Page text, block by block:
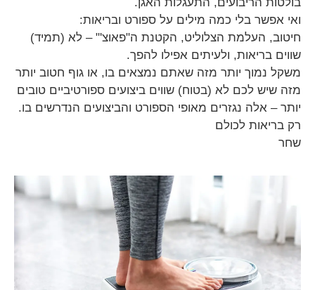
ואי אפשר בלי כמה מילים על ספורט ובריאות:
חיטוב, העלמת הצלוליט, הקטנת ה"פאוצ'" – לא (תמיד)
שווים בריאות, ולעיתים אפילו להפך.
משקל נמוך יותר מזה שאתם נמצאים בו, או גוף חטוב יותר
מזה שיש לכם לא (בטוח) שווים ביצועים ספורטיביים טובים
יותר – אלה נגזרים מאופי הספורט והביצועים הנדרשים בו.
רק בריאות לכולם
שחר